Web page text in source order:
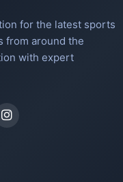
for the latest sports
from around the
with expert